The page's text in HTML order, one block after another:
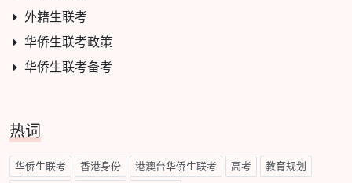
外籍生联考
华侨生联考政策
华侨生联考备考
热词
华侨生联考 香港身份 港澳台华侨生联考 高考 教育规划